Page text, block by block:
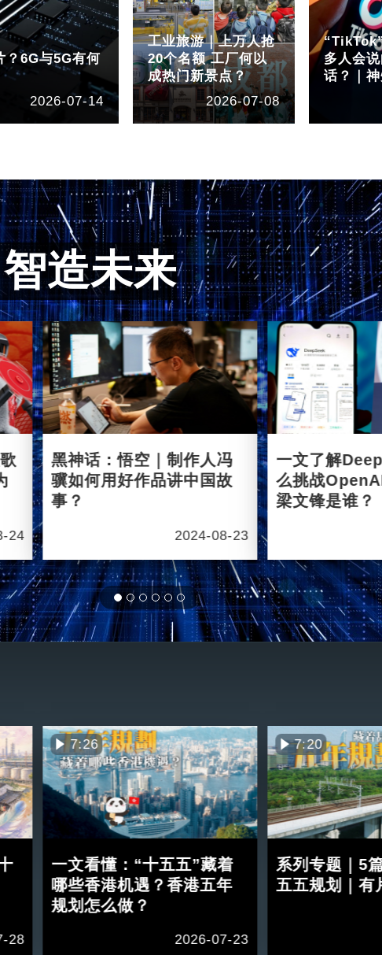
？6G与5G有何
2026-07-14
工业旅游｜上万人抢
20个名额 工厂何以
成热门新景点？
2026-07-08
多人会
话？｜
造未来
24
黑神话：悟空｜制作人冯
骥如何用好作品讲中国故
事？
2024-08-23
一文了解
么挑战
梁文锋是谁？
28
7:26
一文看懂：“十五五”藏着
哪些香港机遇？香港五年
规划怎么做？
2026-07-23
7:20
系列专题｜5
五五规划｜有